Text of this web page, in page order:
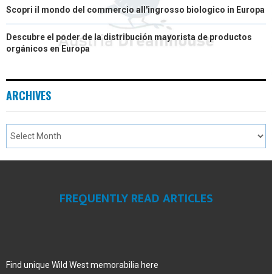
Scopri il mondo del commercio all'ingrosso biologico in Europa
Descubre el poder de la distribución mayorista de productos
orgánicos en Europa
ARCHIVES
FREQUENTLY READ ARTICLES
Find unique Wild West memorabilia here